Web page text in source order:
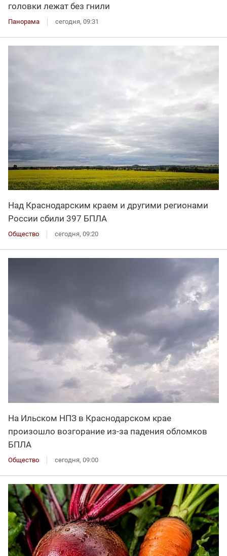
головки лежат без гнили
Панорама сегодня, 09:31
Над Краснодарским краем и другими регионами
России сбили 397 БПЛА
Общество сегодня, 09:20
На Ильском НПЗ в Краснодарском крае
произошло возгорание из-за падения обломков
БПЛА
Общество сегодня, 09:00